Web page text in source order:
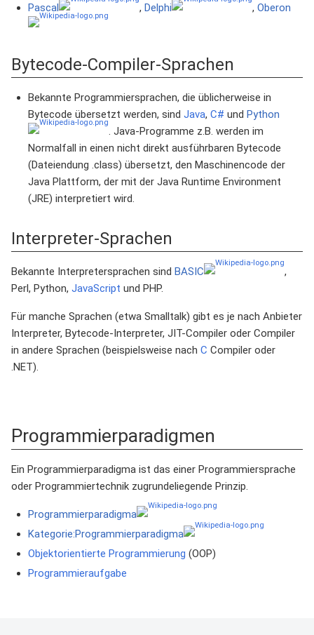
Pascal
, Delphi , Oberon
Bytecode-Compiler-Sprachen
Bekannte Programmiersprachen, die üblicherweise in
Bytecode übersetzt werden, sind Java, C# und Python
. Java-Programme z.B. werden im
Normalfall in einen nicht direkt ausführbaren Bytecode
(Dateiendung .class) übersetzt, den Maschinencode der
Java Plattform, der mit der Java Runtime Environment
(JRE) interpretiert wird.
Interpreter-Sprachen
Bekannte Interpretersprachen sind BASIC
,
Perl, Python, JavaScript und PHP.
Für manche Sprachen (etwa Smalltalk) gibt es je nach Anbieter
Interpreter, Bytecode-Interpreter, JIT-Compiler oder Compiler
in andere Sprachen (beispielsweise nach C Compiler oder
.NET).
Programmierparadigmen
Ein Programmierparadigma ist das einer Programmiersprache
oder Programmiertechnik zugrundeliegende Prinzip.
Programmierparadigma
Kategorie:Programmierparadigma
Objektorientierte Programmierung (OOP)
Programmieraufgabe